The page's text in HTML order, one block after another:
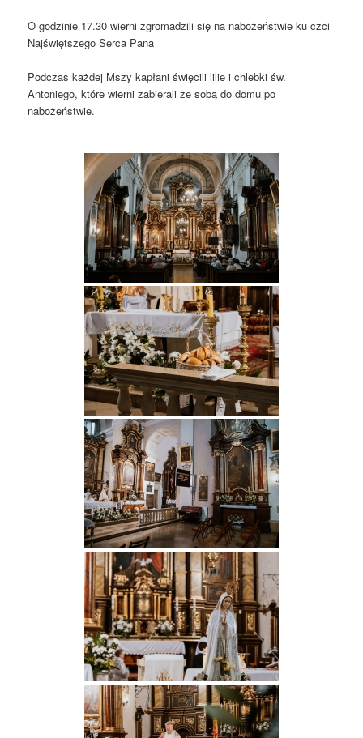
O godzinie 17.30 wierni zgromadzili się na nabożeństwie ku czci
Najświętszego Serca Pana
Podczas każdej Mszy kapłani święcili lilie i chlebki św.
Antoniego, które wierni zabierali ze sobą do domu po
nabożeństwie.